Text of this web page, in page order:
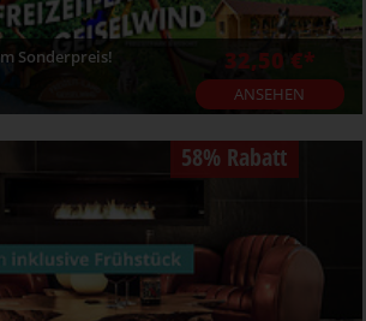
Sonderpreis! 32,50 €*
ANSEHEN
58% Rabatt